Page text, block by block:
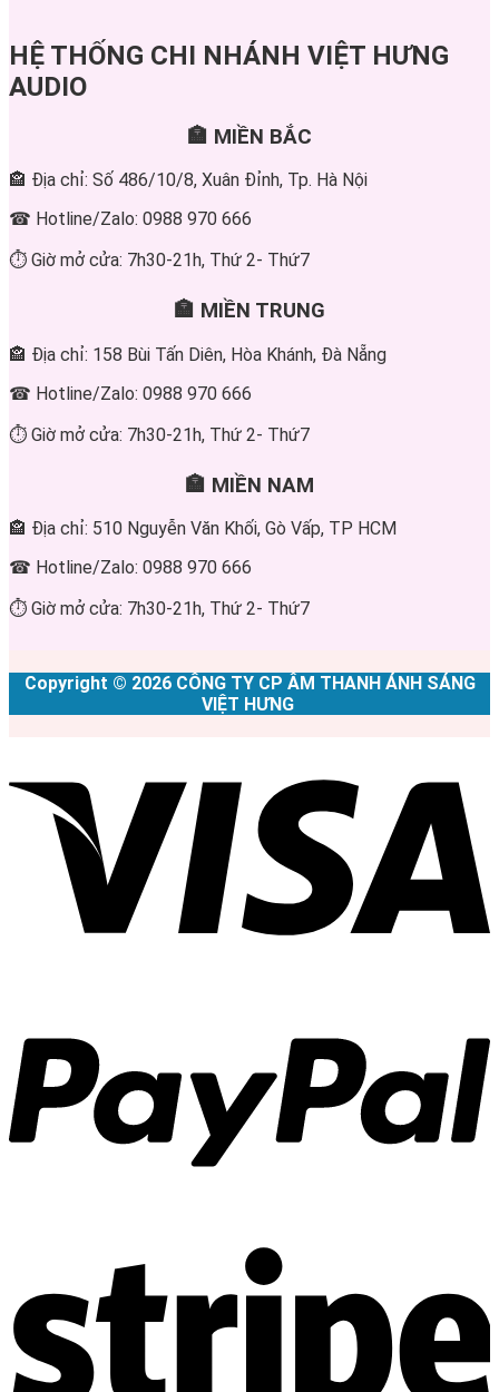
HỆ THỐNG CHI NHÁNH VIỆT HƯNG
AUDIO
🏣 MIỀN BẮC
🏤 Địa chỉ: Số 486/10/8, Xuân Đỉnh, Tp. Hà Nội
☎ Hotline/Zalo: 0988 970 666
⏱ Giờ mở cửa: 7h30-21h, Thứ 2- Thứ7
🏣 MIỀN TRUNG
🏤 Địa chỉ: 158 Bùi Tấn Diên, Hòa Khánh, Đà Nẵng
☎ Hotline/Zalo: 0988 970 666
⏱ Giờ mở cửa: 7h30-21h, Thứ 2- Thứ7
🏣 MIỀN NAM
🏤 Địa chỉ: 510 Nguyễn Văn Khối, Gò Vấp, TP HCM
☎ Hotline/Zalo: 0988 970 666
⏱ Giờ mở cửa: 7h30-21h, Thứ 2- Thứ7
Copyright © 2026 CÔNG TY CP ÂM THANH ÁNH SÁNG
VIỆT HƯNG